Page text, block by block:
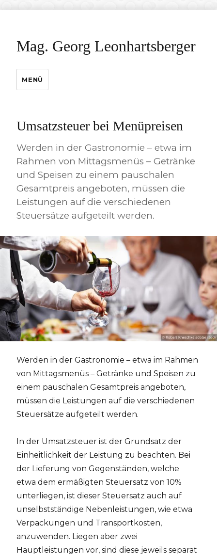
Mag. Georg Leonhartsberger
MENÜ
Umsatzsteuer bei Menüpreisen
Werden in der Gastronomie – etwa im
Rahmen von Mittagsmenüs – Getränke
und Speisen zu einem pauschalen
Gesamtpreis angeboten, müssen die
Leistungen auf die verschiedenen
Steuersätze aufgeteilt werden.
Werden in der Gastronomie – etwa im Rahmen
von Mittagsmenüs – Getränke und Speisen zu
einem pauschalen Gesamtpreis angeboten,
müssen die Leistungen auf die verschiedenen
Steuersätze aufgeteilt werden.
In der Umsatzsteuer ist der Grundsatz der
Einheitlichkeit der Leistung zu beachten. Bei
der Lieferung von Gegenständen, welche
etwa dem ermäßigten Steuersatz von 10%
unterliegen, ist dieser Steuersatz auch auf
unselbstständige Nebenleistungen, wie etwa
Verpackungen und Transportkosten,
anzuwenden. Liegen aber zwei
Hauptleistungen vor, sind diese jeweils separat